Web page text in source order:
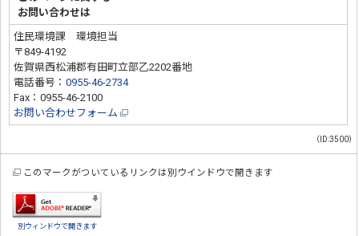
お問い合わせは
住民環境課 環境担当
〒849-4192
佐賀県西松浦郡有田町立部乙2202番地
電話番号：0955-46-2734
Fax：0955-46-2100
お問い合わせフォーム
（ID:3500）
このマークがついているリンクは別ウインドウで開きます
別ウィンドウで開きます